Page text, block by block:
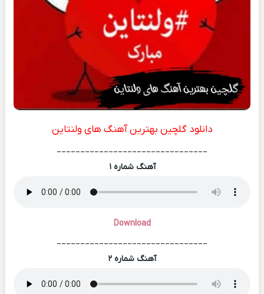
دانلود گلچین بهترین آهنگ های ولنتاین
________________________________
آهنگ شماره ۱
Download
________________________________
آهنگ شماره ۲